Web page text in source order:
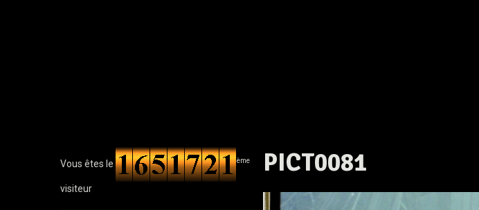
PICT0081
Vous êtes le ème
visiteur